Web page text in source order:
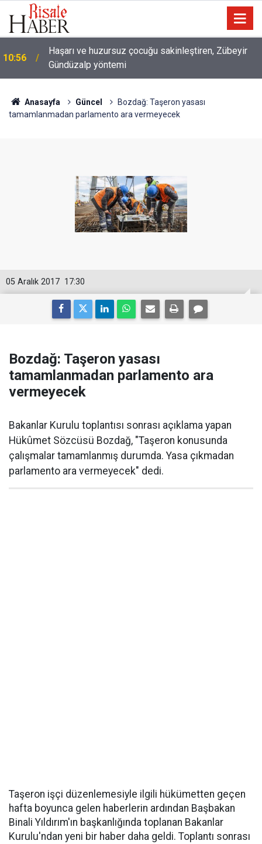
10:00 Niye 'dilimin ucunda' demek zorunda kalıyoruz?
Anasayfa Güncel
Bozdağ: Taşeron yasası
tamamlanmadan parlamento ara vermeyecek
17:30
05 Aralık 2017
Bozdağ: Taşeron yasası
tamamlanmadan parlamento ara
vermeyecek
Bakanlar Kurulu toplantısı sonrası açıklama yapan
Hükûmet Sözcüsü Bozdağ, "Taşeron konusunda
çalışmalar tamamlanmış durumda. Yasa çıkmadan
parlamento ara vermeyecek" dedi.
Taşeron işçi düzenlemesiyle ilgili hükümetten geçen
hafta boyunca gelen haberlerin ardından Başbakan
Binali Yıldırım'ın başkanlığında toplanan Bakanlar
Kurulu'ndan yeni bir haber daha geldi. Toplantı sonrası